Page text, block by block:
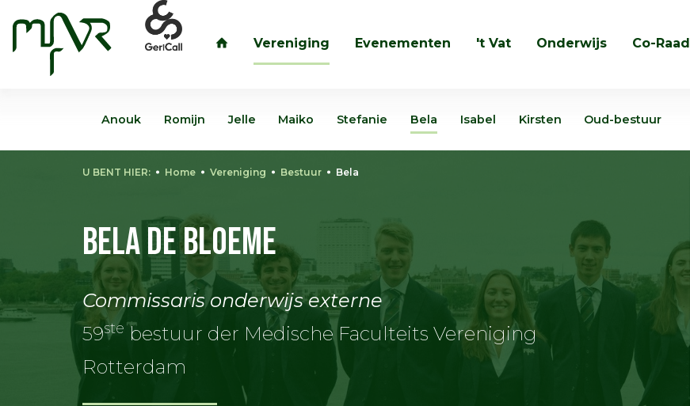
Vereniging Evenementen 't Vat Onderwijs Co-Raad
Zoeken
inloggen
U BENT HIER: Home Vereniging Bestuur Bela
Bela de Bloeme
Commissaris onderwijs externe
59ste bestuur der Medische Faculteits Vereniging
Rotterdam
Anouk Romijn Jelle Maiko Stefanie Bela Isabel Kirsten Oud-bestuur